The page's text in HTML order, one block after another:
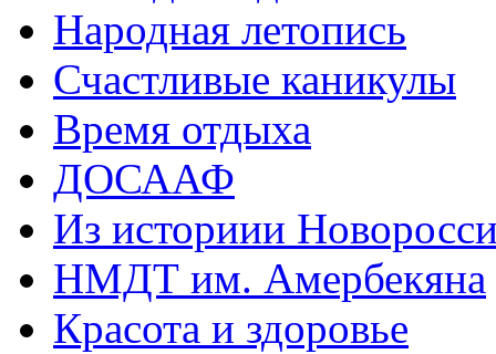
Народная летопись
Счастливые каникулы
Время отдыха
ДОСААФ
Из историии
НМДТ им. Амербекяна
Красота и здоровье